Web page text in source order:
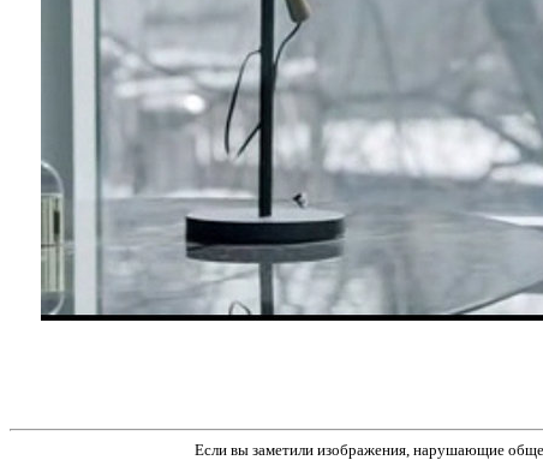
Если вы заметили изображения, нарушающие